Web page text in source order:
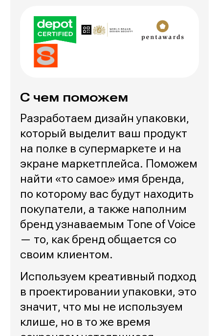
С чем поможем
Разработаем дизайн упаковки,
который выделит ваш продукт
на полке в супермаркете и на
экране маркетплейса. Поможем
найти «то самое» имя бренда,
по которому вас будут находить
покупатели, а также наполним
бренд узнаваемым Tone of Voice
— то, как бренд общается со
своим клиентом.
Используем креативный подход
в проектировании упаковки, это
значит, что мы не используем
клише, но в то же время